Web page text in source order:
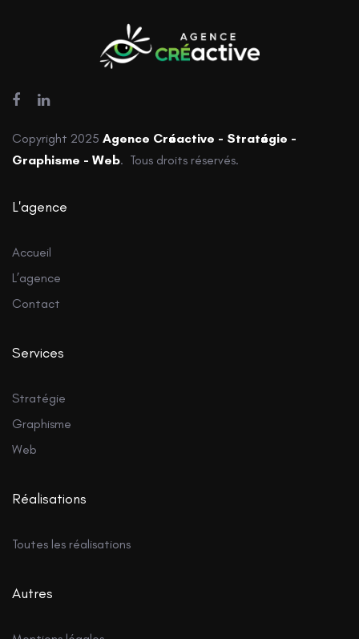
Copyright 2025 Agence Créactive - Stratégie -
Graphisme - Web. Tous droits réservés.
L'agence
Accueil
L’agence
Contact
Services
Stratégie
Graphisme
Web
Réalisations
Toutes les réalisations
Autres